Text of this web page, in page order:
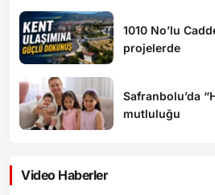
1010 No’lu
projelerde
Safranbolu’da
mutluluğu
Video Haberler